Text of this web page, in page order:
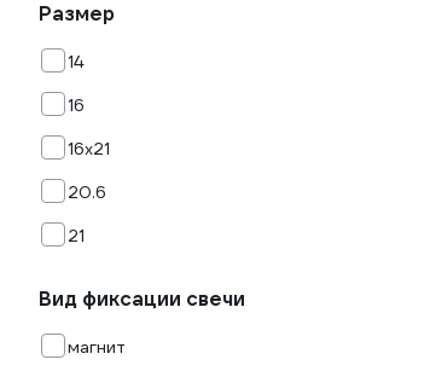
Размер
14
16
16х21
20.6
21
Вид фиксации свечи
магнит